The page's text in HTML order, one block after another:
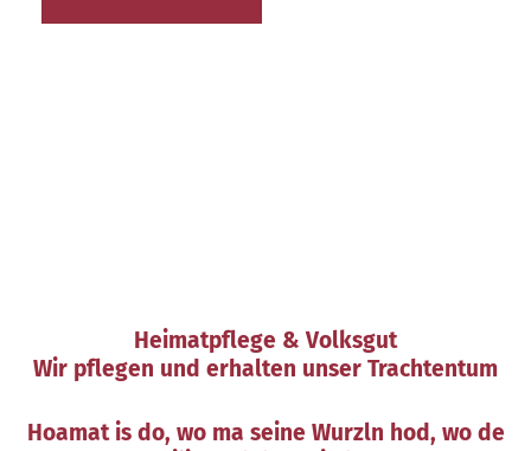
Heimatpflege & Volksgut
Wir pflegen und erhalten unser Trachtentum
Hoamat is do, wo ma seine Wurzln hod, wo de